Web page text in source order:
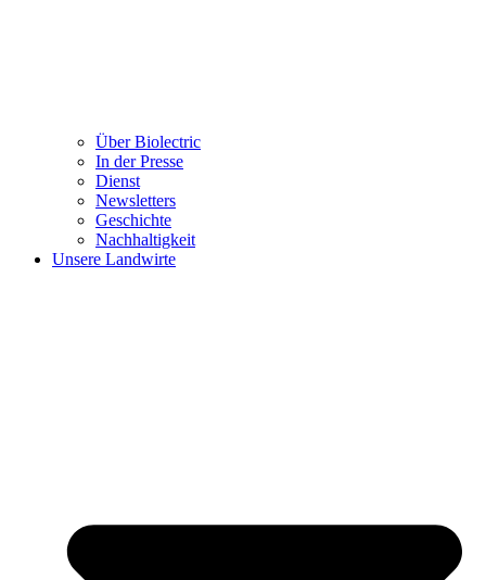
Über Biolectric
In der Presse
Dienst
Newsletters
Geschichte
Nachhaltigkeit
Unsere Landwirte